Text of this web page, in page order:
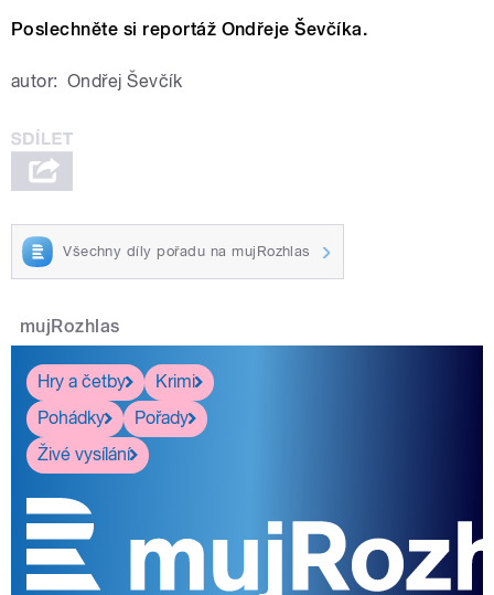
Poslechněte si reportáž Ondřeje Ševčíka.
autor: Ondřej Ševčík
Všechny díly pořadu na mujRozhlas
mujRozhlas
Hry a četby
Krimi
Pohádky
Pořady
Živé vysílání